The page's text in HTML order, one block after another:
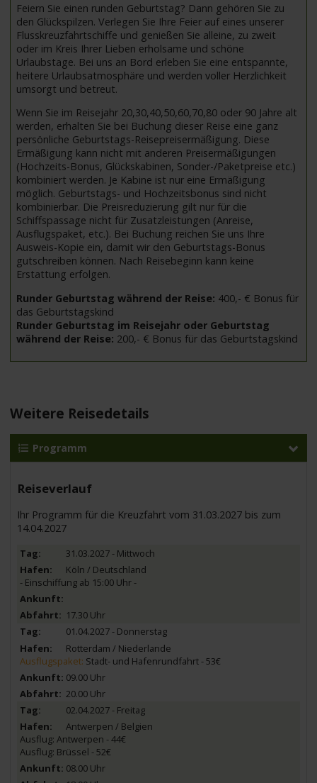
Feiern Sie einen runden Geburtstag? Dann gehören Sie zu
den Glückspilzen. Verlegen Sie Ihre Feier auf eines unserer
Flusskreuzfahrtschiffe und genießen Sie alleine, zu zweit
oder im Kreis Ihrer Lieben erholsame und schöne
Urlaubstage. Bei uns an Bord erleben Sie eine entspannte,
heitere Urlaubsatmosphäre und werden voller Herzlichkeit
umsorgt und betreut.
Wenn Sie im Reisejahr 20,30,40,50,60,70,80 oder 90 Jahre alt
werden, erhalten Sie bei Buchung dieser Reise eine ganz
persönliche Geburtstags-Reisepreisermäßigung. Diese
Ermäßigung kann nicht mit anderen Preisermäßigungen
(Hochzeits-Bonus, Glückskabinen, Sonder-/Paketpreise etc.)
kombiniert werden. Je Kabine ist nur eine Ermäßigung
möglich. Geburtstags- und Hochzeitsbonus sind nicht
kombinierbar. Die Preisreduzierung gilt nur für die
Schiffspassage nicht für Zusatzleistungen (Anreise,
Ausflugspaket, etc.). Bei Buchung reichen Sie uns Ihre
Ausweis-Kopie ein, damit wir den Geburtstags-Bonus
gutschreiben können. Nach Reisebeginn kann keine
Erstattung erfolgen.
Runder Geburtstag während der Reise: 400,- € Bonus für
das Geburtstagskind
Runder Geburtstag im Reisejahr oder Geburtstag
während der Reise: 200,- € Bonus für das Geburtstagskind
Weitere Reisedetails
Programm
Reiseverlauf
Ihr Programm für die Kreuzfahrt vom 31.03.2027 bis zum
14.04.2027
31.03.2027 - Mittwoch
Köln / Deutschland
- Einschiffung ab 15:00 Uhr -
17.30 Uhr
01.04.2027 - Donnerstag
Rotterdam / Niederlande
Ausflugspaket: Stadt- und Hafenrundfahrt - 53€
09.00 Uhr
20.00 Uhr
02.04.2027 - Freitag
Antwerpen / Belgien
Ausflug: Antwerpen - 44€
Ausflug: Brüssel - 52€
08.00 Uhr